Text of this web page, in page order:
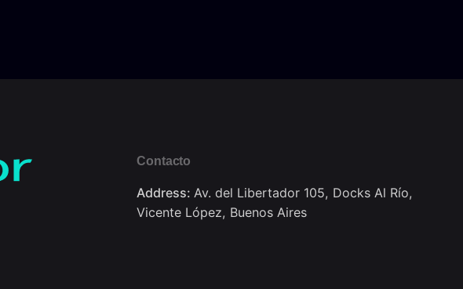
Contacto
Address:Av. del Libertador 105, Docks Al Río,
Vicente López, Buenos Aires